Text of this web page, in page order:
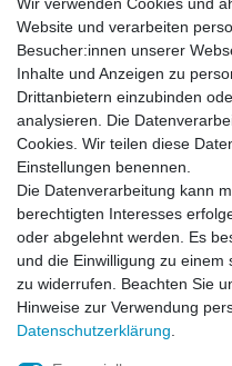
Zahlung und Versand
Impressum
Website und verarbeiten
Besucher:innen unserer
Inhalte und Anzeigen zu
Drittanbietern einzubinden
analysieren. Die
Cookies. Wir teilen diese
Einstellungen benennen.
Die Datenverarbeitung kann
berechtigten Interesses
oder abgelehnt werden. Es
und die Einwilligung zu
zu widerrufen. Beachten Sie
Hinweise zur Verwendung
Daten­schutz­erklärung